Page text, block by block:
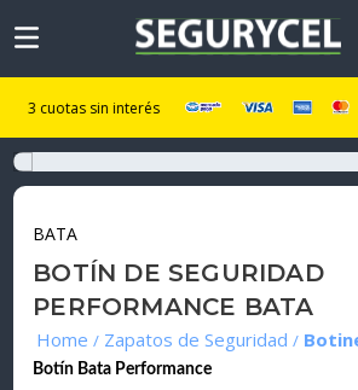
sin interés
BATA
BOTÍN DE SEGURIDAD
PERFORMANCE BATA
Zapatos de Seguridad
Botín Bata Performance